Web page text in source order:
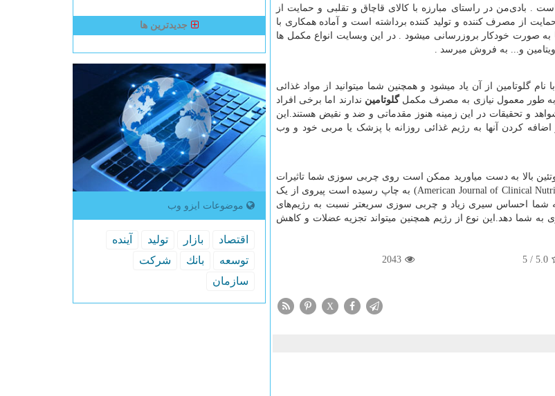
بادی‌من در راستای مبارزه با کالای قاچاق و تقلبی و حمایت از
از مصرف کننده و تولید کننده برداشته است و آماده همکاری با
به صورت خودکار بروزرسانی میشود . در این وبسایت انواع مکمل ها
و... به فروش میرسد .
گلوتامین از آن یاد میشود و همچنین شما میتوانید از مواد غذائی
به طور معمول نیازی به مصرف مکملگلوتامین ندارند اما برخی‌ افراد
و تحقیقات در این زمینه هنوز مقدماتی و ضد و نقیض هستند.این
کردن آنها به رژیم غذائی روزانه با پزشک یا مربی خود و وب
بالا به دست میاورید ممکن است روی چربی‌ سوزی شما تاثیرات
مثبتی را داشته باشد.بر اساس تحقیقی که در دسامبر ۲۰۱۲ در مجله (American Journal of Clinical Nutrition) به چاپ رسیده است پیروی از یک
به شما احساس سیری زیاد و چربی‌ سوزی سریعتر نسبت به رژیم‌های
به شما دهد.این نوع از رژیم همچنین میتواند تجزیه عضلات و کاهش
5.0
/
5
2043
X
جدیدترین ها
موضوعات ایزو وب
اقتصاد بازار تولید
آینده
توسعه
بانك
شركت
سازمان